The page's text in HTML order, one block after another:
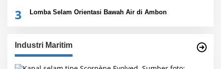
3 Lomba Selam Orientasi Bawah Air di Ambon
Industri Maritim